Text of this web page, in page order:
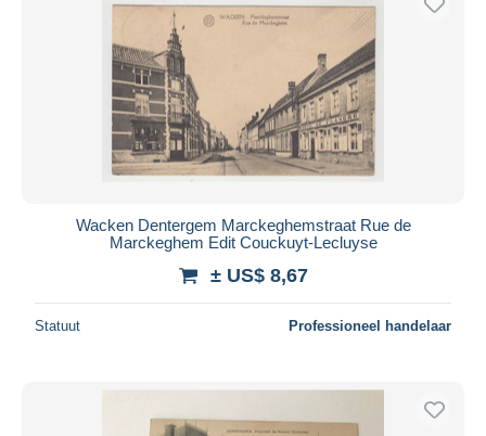
Wacken Dentergem Marckeghemstraat Rue de
Marckeghem Edit Couckuyt-Lecluyse
± US$ 8,67
Statuut Professioneel handelaar